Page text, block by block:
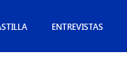
ENTREVISTAS